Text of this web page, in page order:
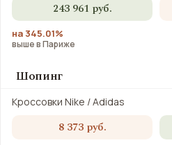
243 961 руб.
на 345.01%
выше в Париже
Шопинг
Кроссовки Nike / Adidas
8 373 руб.